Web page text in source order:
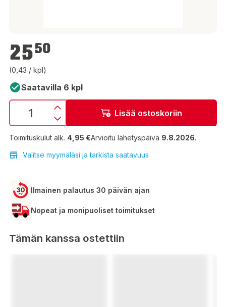
2550
(0,43 / kpl)
Saatavilla 6 kpl
Lisää ostoskoriin
Toimituskulut alk. 4,95 €Arvioitu lähetyspäivä 9.8.2026.
Valitse myymäläsi ja tarkista saatavuus
Ilmainen palautus 30 päivän ajan
Nopeat ja monipuoliset toimitukset
Tämän kanssa ostettiin